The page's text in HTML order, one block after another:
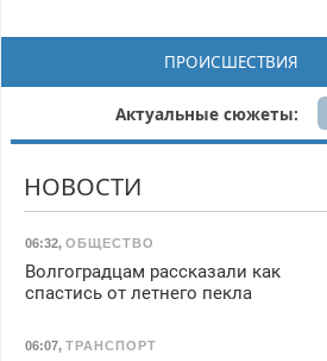
ПРОИСШЕСТВИЯ
Актуальные сюжеты:
НОВОСТИ
06:32, ОБЩЕСТВО
Волгоградцам рассказали как
спастись от летнего пекла
06:07, ТРАНСПОРТ